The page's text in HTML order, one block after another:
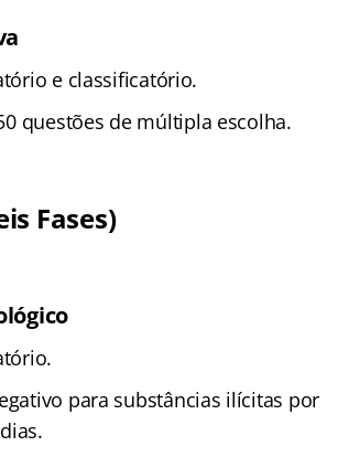
e classificatório.
questões de múltipla escolha.
Fases)
para substâncias ilícitas por